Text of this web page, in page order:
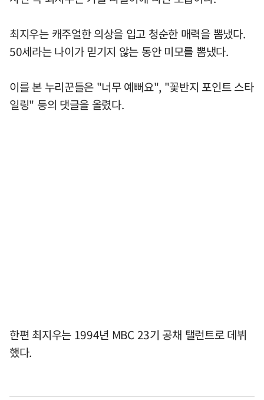
최지우는 캐주얼한 의상을 입고 청순한 매력을 뽐냈다.
50세라는 나이가 믿기지 않는 동안 미모를 뽐냈다.
이를 본 누리꾼들은 "너무 예뻐요", "꽃반지 포인트 스타
일링" 등의 댓글을 올렸다.
한편 최지우는 1994년 MBC 23기 공채 탤런트로 데뷔
했다.